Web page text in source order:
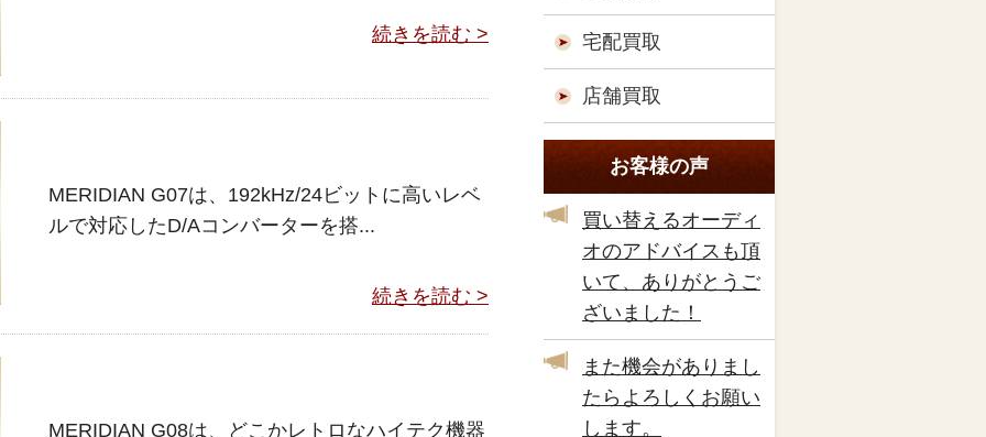
続きを読む >
MERIDIAN G07は、192kHz/24ビットに高いレベ
ルで対応したD/Aコンバーターを搭...
続きを読む >
MERIDIAN G08は、どこかレトロなハイテク機器
宅配買取
店舗買取
お客様の声
買い替えるオーディ
オのアドバイスも頂
いて、ありがとうご
ざいました！
また機会がありまし
たらよろしくお願い
します。